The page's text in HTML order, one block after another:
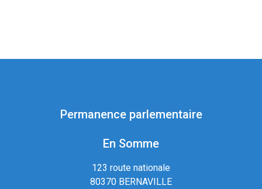
Permanence parlementaire
En Somme
123 route nationale
80370 BERNAVILLE